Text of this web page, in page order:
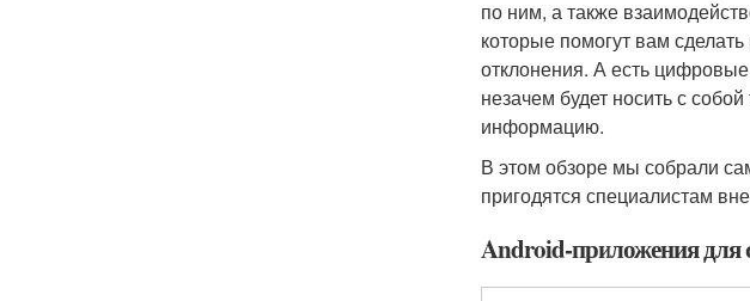
по ним, а также
которые помогут вам
отклонения. А есть
незачем будет носить с
информацию.
В этом обзоре мы собрали
пригодятся специалистам
Android-приложения для